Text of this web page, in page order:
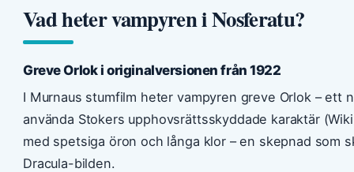
Vad heter vampyren i Nosferatu?
Greve Orlok i originalversionen från 1922
I Murnaus stumfilm heter vampyren greve Orlok – ett
använda Stokers upphovsrättsskyddade karaktär
med spetsiga öron och långa klor – en skepnad som
Dracula-bilden.